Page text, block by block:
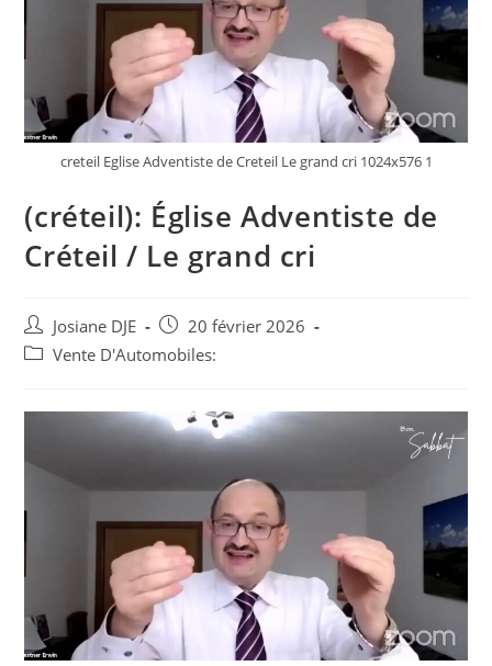
creteil Eglise Adventiste de Creteil Le grand cri 1024x576 1
(créteil): Église Adventiste de
Créteil / Le grand cri
Auteur/autrice
de
Josiane DJE
Post
published:
20 février 2026
PostVente D'Automobiles: